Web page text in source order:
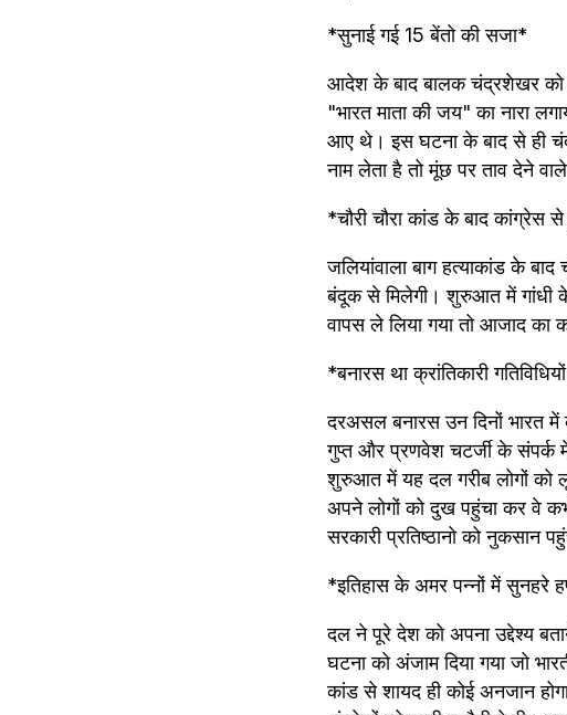
*सुनाई गई 15 बेंतो की सजा*
आदेश के बाद बालक चंद्रशेखर को
"भारत माता की जय" का नारा
आए थे। इस घटना के बाद से ही
नाम लेता है तो मूंछ पर ताव देने
*चौरी चौरा कांड के बाद कांग्रेस
जलियांवाला बाग हत्याकांड के
बंदूक से मिलेगी। शुरुआत में गांधी के
वापस ले लिया गया तो आजाद का
*बनारस था क्रांतिकारी
दरअसल बनारस उन दिनों भारत में
गुप्त और प्रणवेश चटर्जी के संपर्क
शुरुआत में यह दल गरीब लोगों को
अपने लोगों को दुख पहुंचा कर वे
सरकारी प्रतिष्ठानो को नुकसान
*इतिहास के अमर पन्नों में सुनहरे
दल ने पूरे देश को अपना उद्देश्य
घटना को अंजाम दिया गया जो
कांड से शायद ही कोई अनजान